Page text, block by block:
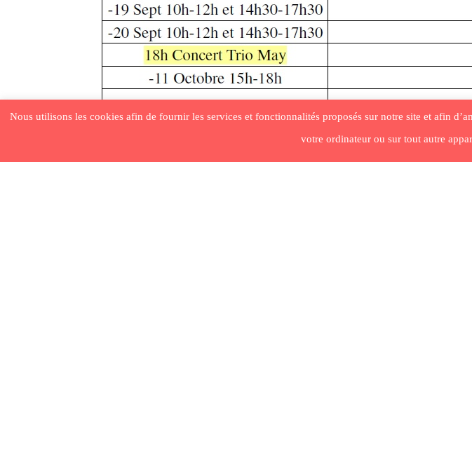
Nous utilisons les cookies afin de fournir les services et fonctionnalités proposés sur notre site et afin
votre ordinateur ou sur tout autre